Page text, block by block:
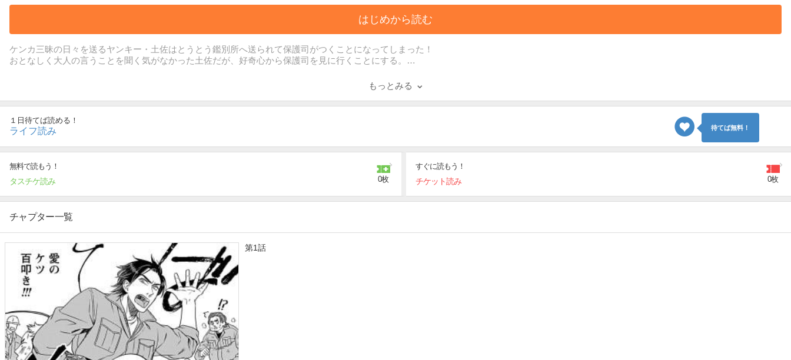
はじめから読む
ケンカ三昧の日々を送るヤンキー・土佐はとうとう鑑別所へ送られて保護司がつくことになってしまった！
おとなしく大人の言うことを聞く気がなかった土佐だが、好奇心から保護司を見に行くことにする。
みんなが見ている前で土佐にお尻ぺんぺんの罰を与える!?お尻を叩かれているだけなのに土佐は今まで感じたことのない快感を得てしまい―…!!
もっとみる
１日待てば読める！
ライフ読み 待てば無料！
無料で読もう！
タスチケ読み 0枚
すぐに読もう！
チケット読み 0枚
チャプター一覧
第1話